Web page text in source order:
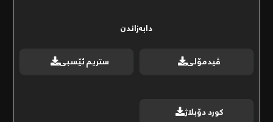
دابەزاندن
ڤیدمۆلی ستریم ئێسبی
کورد دۆبلاژ